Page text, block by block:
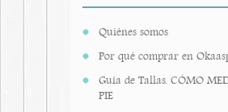
Quiénes somos
Por qué comprar en
Guía de Tallas. CÓMO
PIE